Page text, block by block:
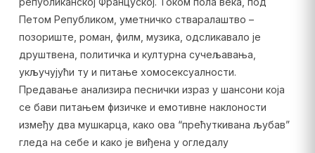
Петом Републиком, уметничко стваралаштво –
позориште, роман, филм, музика, одсликавало је
друштвена, политичка и културна сучељавања,
укључујући ту и питање хомосексуалности.
Предавање анализира песнички израз у шансони која
се бави питањем физичке и емотивне наклоности
између два мушкарца, како ова “прећуткивана љубав”
гледа на себе и како је виђена у огледалу